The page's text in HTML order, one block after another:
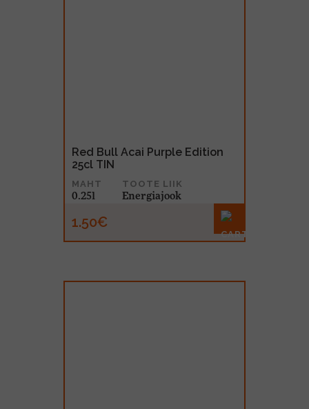
Red Bull Acai Purple Edition
25cl TIN
MAHT
0.25l
TOOTE LIIK
Energiajook
1.50€